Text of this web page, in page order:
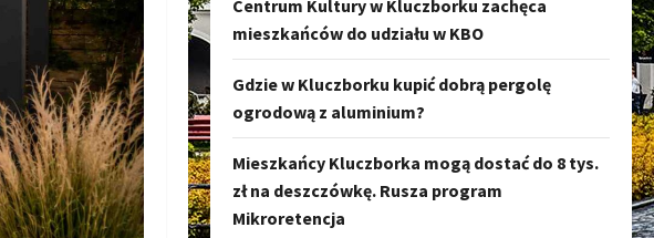
Centrum Kultury w Kluczborku zachęca
mieszkańców do udziału w KBO
Gdzie w Kluczborku kupić dobrą pergolę
ogrodową z aluminium?
Mieszkańcy Kluczborka mogą dostać do 8 tys.
zł na deszczówkę. Rusza program
Mikroretencja